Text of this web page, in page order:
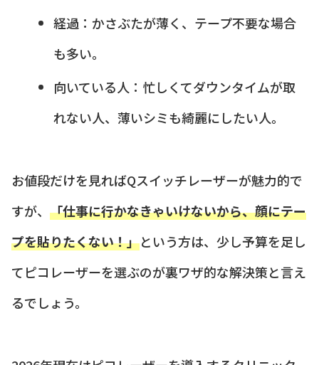
経過：かさぶたが薄く、テープ不要な場合
も多い。
向いている人：忙しくてダウンタイムが取
れない人、薄いシミも綺麗にしたい人。
お値段だけを見ればQスイッチレーザーが魅力的で
すが、 「仕事に行かなきゃいけないから、顔にテー
プを貼りたくない！」という方は、少し予算を足し
てピコレーザーを選ぶのが裏ワザ的な解決策と言え
るでしょう。